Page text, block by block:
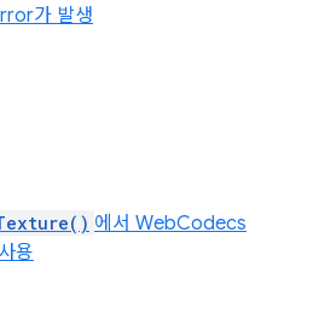
가 발생
에서 WebCodecs
용